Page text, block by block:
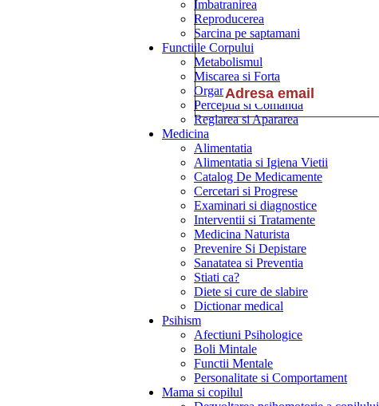
Imbatranirea
Reproducerea
Sarcina pe saptamani
Functiile Corpului
Metabolismul
Miscarea si Forta
Organele Interne
Perceptia si Comanda
Reglarea si Apararea
Medicina
Alimentatia
Alimentatia si Igiena Vietii
Catalog De Medicamente
Cercetari si Progrese
Examinari si diagnostice
Interventii si Tratamente
Medicina Naturista
Prevenire Si Depistare
Sanatatea si Preventia
Stiati ca?
Diete si cure de slabire
Dictionar medical
Psihism
Afectiuni Psihologice
Boli Mintale
Functii Mentale
Personalitate si Comportament
Mama si copilul